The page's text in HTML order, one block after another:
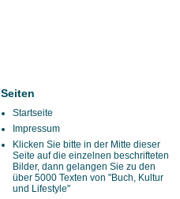
Seiten
Startseite
Impressum
Klicken Sie bitte in der Mitte dieser
Seite auf die einzelnen beschrifteten
Bilder, dann gelangen Sie zu den
über 5000 Texten von "Buch, Kultur
und Lifestyle"